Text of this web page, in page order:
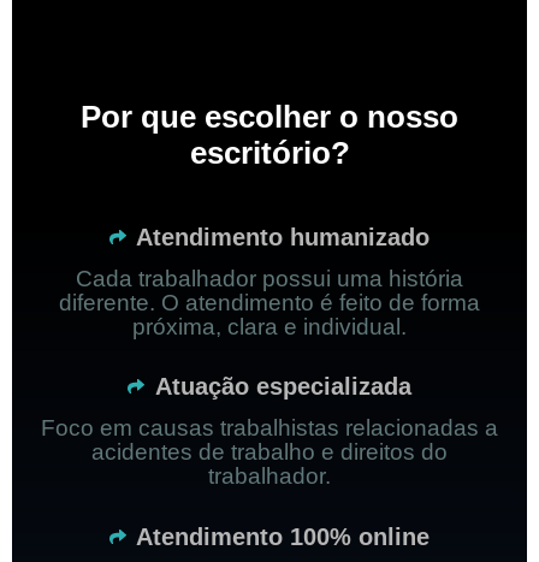
Por que escolher o nosso
escritório?
Atendimento humanizado
Cada trabalhador possui uma história
diferente. O atendimento é feito de forma
próxima, clara e individual.
Atuação especializada
Foco em causas trabalhistas relacionadas a
acidentes de trabalho e direitos do
trabalhador.
Atendimento 100% online